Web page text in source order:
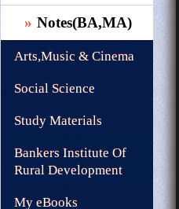
Notes(BA,MA)
Arts,Music & Cinema
Social Science
Study Materials
Bankers Institute Of
Rural Development
My eBooks